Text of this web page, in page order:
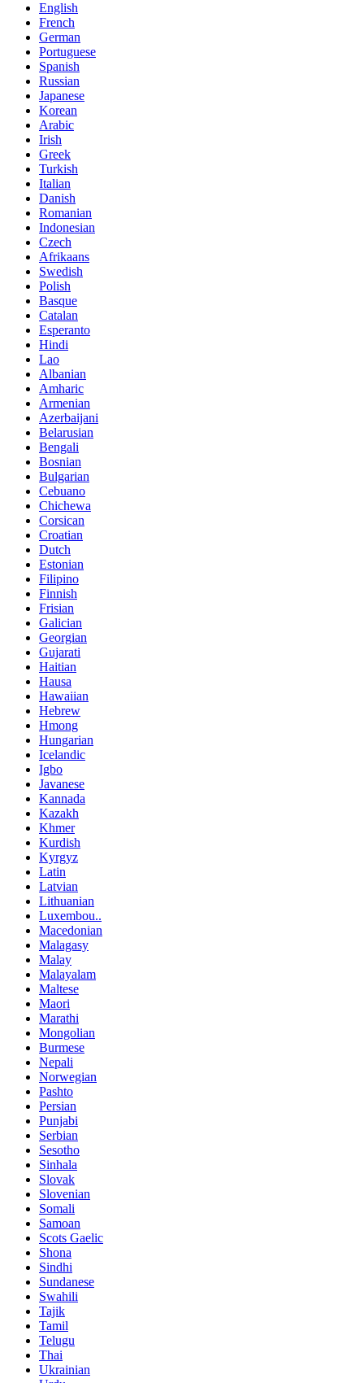
English
French
German
Portuguese
Spanish
Russian
Japanese
Korean
Arabic
Irish
Greek
Turkish
Italian
Danish
Romanian
Indonesian
Czech
Afrikaans
Swedish
Polish
Basque
Catalan
Esperanto
Hindi
Lao
Albanian
Amharic
Armenian
Azerbaijani
Belarusian
Bengali
Bosnian
Bulgarian
Cebuano
Chichewa
Corsican
Croatian
Dutch
Estonian
Filipino
Finnish
Frisian
Galician
Georgian
Gujarati
Haitian
Hausa
Hawaiian
Hebrew
Hmong
Hungarian
Icelandic
Igbo
Javanese
Kannada
Kazakh
Khmer
Kurdish
Kyrgyz
Latin
Latvian
Lithuanian
Luxembou..
Macedonian
Malagasy
Malay
Malayalam
Maltese
Maori
Marathi
Mongolian
Burmese
Nepali
Norwegian
Pashto
Persian
Punjabi
Serbian
Sesotho
Sinhala
Slovak
Slovenian
Somali
Samoan
Scots Gaelic
Shona
Sindhi
Sundanese
Swahili
Tajik
Tamil
Telugu
Thai
Ukrainian